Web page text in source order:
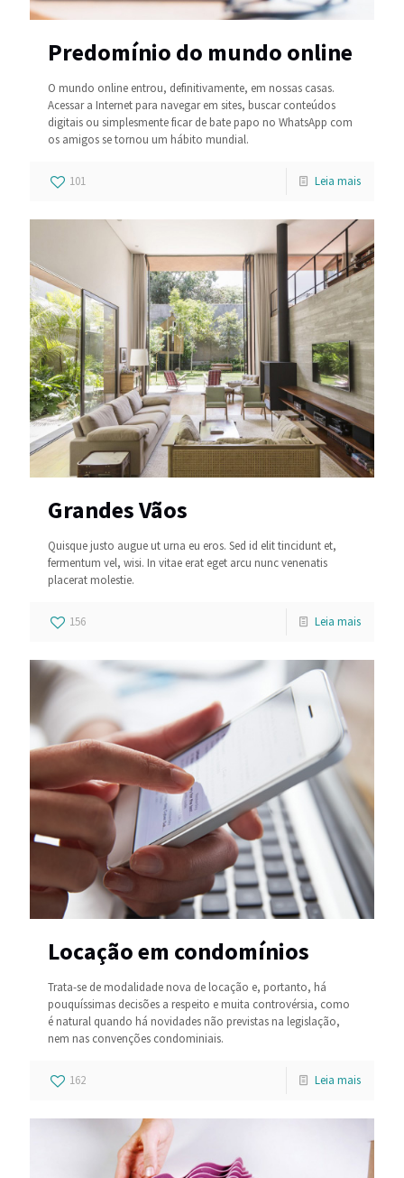
Predomínio do mundo online
O mundo online entrou, definitivamente, em nossas casas.
Acessar a Internet para navegar em sites, buscar conteúdos
digitais ou simplesmente ficar de bate papo no WhatsApp com
os amigos se tornou um hábito mundial.
101 Leia mais
Grandes Vãos
Quisque justo augue ut urna eu eros. Sed id elit tincidunt et,
fermentum vel, wisi. In vitae erat eget arcu nunc venenatis
placerat molestie.
156 Leia mais
Locação em condomínios
Trata-se de modalidade nova de locação e, portanto, há
pouquíssimas decisões a respeito e muita controvérsia, como
é natural quando há novidades não previstas na legislação,
nem nas convenções condominiais.
162 Leia mais